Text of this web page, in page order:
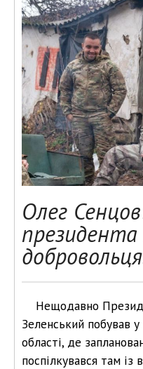
Олег
президента
Нещодавно
Зеленський побував
області, де
поспілкувався там